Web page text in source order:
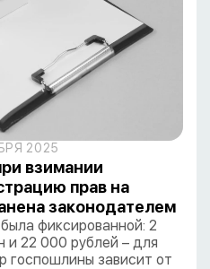
2025
взимании
прав на
законодателем
фиксированной: 2
22 000 рублей – для
госпошлины зависит от